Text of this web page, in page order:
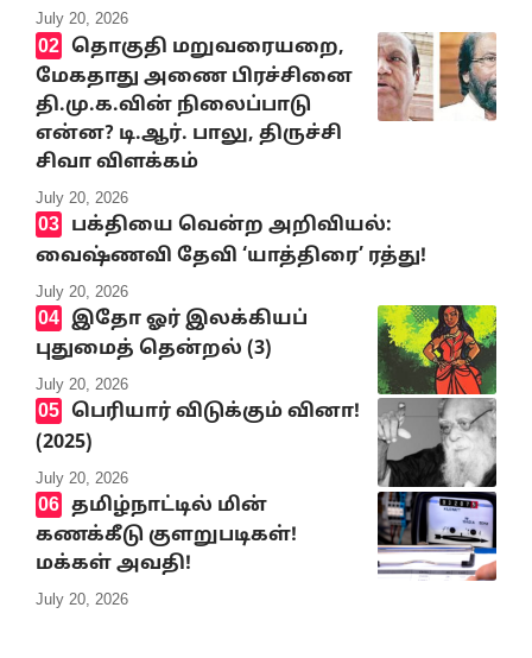
July 20, 2026
தொகுதி மறுவரையறை,
மேகதாது அணை பிரச்சினை
தி.மு.க.வின் நிலைப்பாடு
என்ன? டி.ஆர். பாலு, திருச்சி
சிவா விளக்கம்
July 20, 2026
பக்தியை வென்ற அறிவியல்:
வைஷ்ணவி தேவி ‘யாத்திரை’ ரத்து!
July 20, 2026
இதோ ஓர் இலக்கியப்
புதுமைத் தென்றல் (3)
July 20, 2026
பெரியார் விடுக்கும் வினா!
(2025)
July 20, 2026
தமிழ்நாட்டில் மின்
கணக்கீடு குளறுபடிகள்!
மக்கள் அவதி!
July 20, 2026